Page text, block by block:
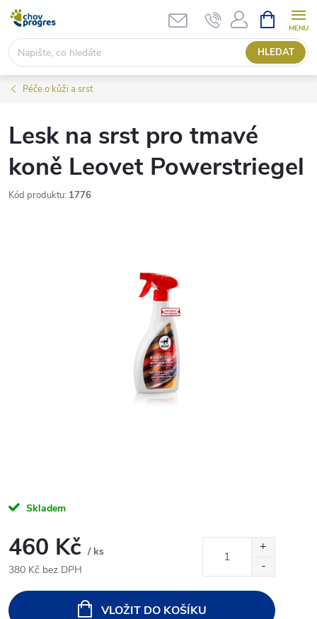
Přejít
obsah
HLEDAT
NÁKUPNÍ
KOŠÍK
Péče o kůži a srst
Lesk na srst pro tmavé
koně Leovet Powerstriegel
Kód produktu: 1776
Skladem
460 Kč / ks
380 Kč bez DPH
cena:
VLOŽIT DO KOŠÍKU